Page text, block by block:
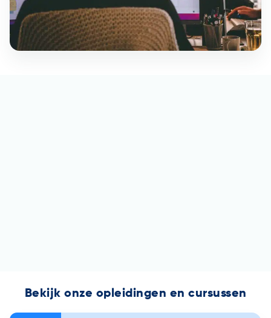
Bekijk onze opleidingen en cursussen